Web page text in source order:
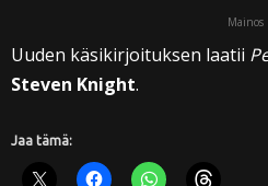
Mainos
Uuden käsikirjoituksen laatii
Steven Knight.
Jaa tämä: